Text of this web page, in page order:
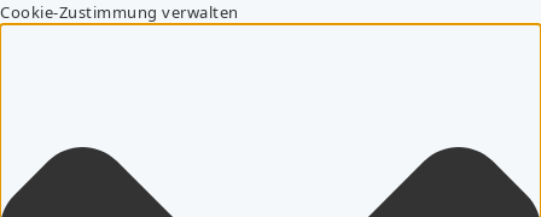
Cookie-Zustimmung verwalten